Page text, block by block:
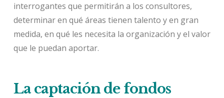
interrogantes que permitirán a los consultores,
determinar en qué áreas tienen talento y en gran
medida, en qué les necesita la organización y el valor
que le puedan aportar.
La captación de fondos